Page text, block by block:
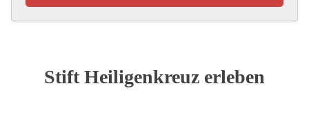
Stift Heiligenkreuz erleben